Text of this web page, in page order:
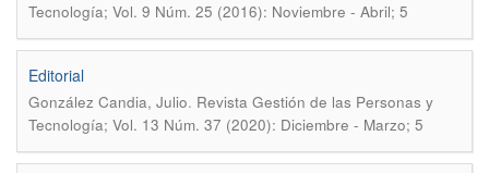
Tecnología; Vol. 9 Núm. 25 (2016): Noviembre - Abril; 5
Editorial
González Candia, Julio. Revista Gestión de las Personas y
Tecnología; Vol. 13 Núm. 37 (2020): Diciembre - Marzo; 5